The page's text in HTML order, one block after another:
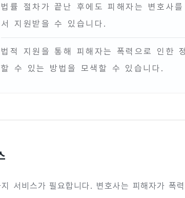
법률 절차가 끝난 후에도 피해자는 변호사
서 지원받을 수 있습니다.
법적 지원을 통해 피해자는 폭력으로 인한
할 수 있는 방법을 모색할 수 있습니다.
서비스가 필요합니다. 변호사는 피해자가 폭